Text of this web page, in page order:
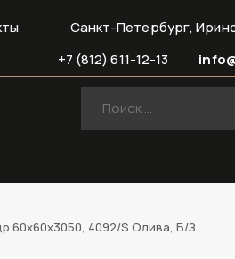
Санкт-Петербург,
+7 (812) 611-12-13
60х60х3050, 4092/S Олива, Б/З